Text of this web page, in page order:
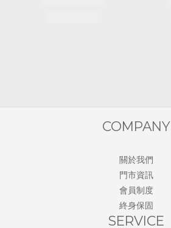
COMPANY
關於我們
門市資訊
會員制度
終身保固
SERVICE